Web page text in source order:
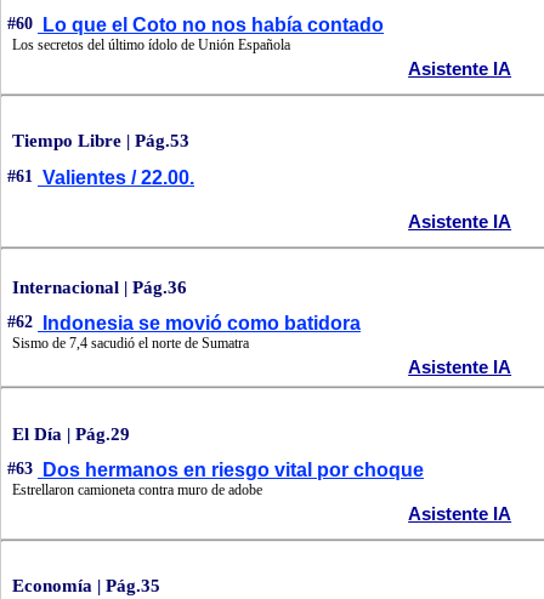
#60 Lo que el Coto no nos había contado
Los secretos del último ídolo de Unión Española
Asistente IA
Tiempo Libre | Pág.53
#61 Valientes / 22.00.
Asistente IA
Internacional | Pág.36
#62 Indonesia se movió como batidora
Sismo de 7,4 sacudió el norte de Sumatra
Asistente IA
El Día | Pág.29
#63 Dos hermanos en riesgo vital por choque
Estrellaron camioneta contra muro de adobe
Asistente IA
Economía | Pág.35